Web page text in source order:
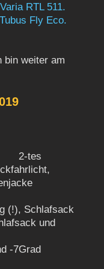
RTL 511.
Fly Eco.
bin weiter am
2-tes
(!), Schlafsack
und
-7Grad